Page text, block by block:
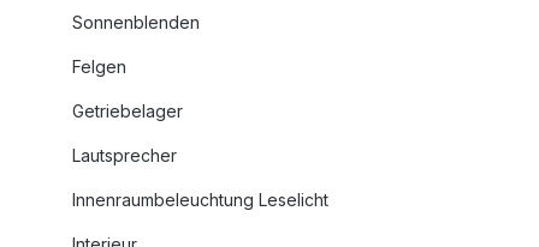
Sonnenblenden
Felgen
Getriebelager
Lautsprecher
Innenraumbeleuchtung Leselicht